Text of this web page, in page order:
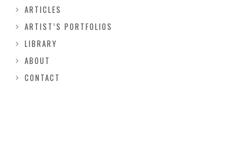
ARTICLES
ARTIST’S PORTFOLIOS
LIBRARY
ABOUT
CONTACT